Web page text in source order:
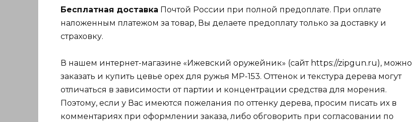
Бесплатная доставка Почтой России при полной предоплате. При оплате
наложенным платежом за товар, Вы делаете предоплату только за доставку и
страховку.
В нашем интернет-магазине «Ижевский оружейник» (сайт https://zipgun.ru), можно
заказать и купить цевье орех для ружья МР-153. Оттенок и текстура дерева могут
отличаться в зависимости от партии и концентрации средства для морения.
Поэтому, если у Вас имеются пожелания по оттенку дерева, просим писать их в
комментариях при оформлении заказа, либо обговорить при согласовании по